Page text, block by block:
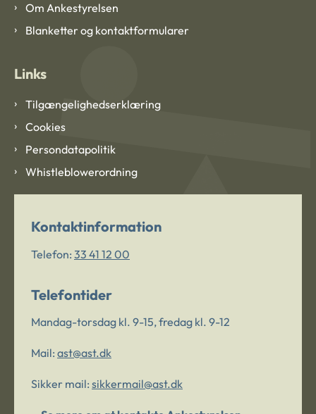
Om Ankestyrelsen
Blanketter og kontaktformularer
Links
Tilgængelighedserklæring
Cookies
Persondatapolitik
Whistleblowerordning
Kontaktinformation
Telefon: 33 41 12 00
Telefontider
Mandag-torsdag kl. 9-15, fredag kl. 9-12
Mail: ast@ast.dk
Sikker mail: sikkermail@ast.dk